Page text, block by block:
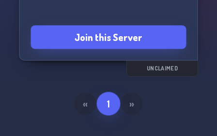
Join this Server
UNCLAIMED
« 1 »